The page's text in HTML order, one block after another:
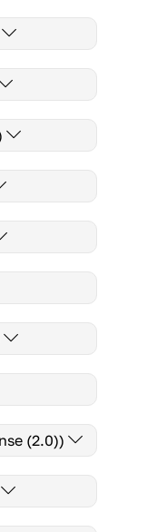
(2.0))